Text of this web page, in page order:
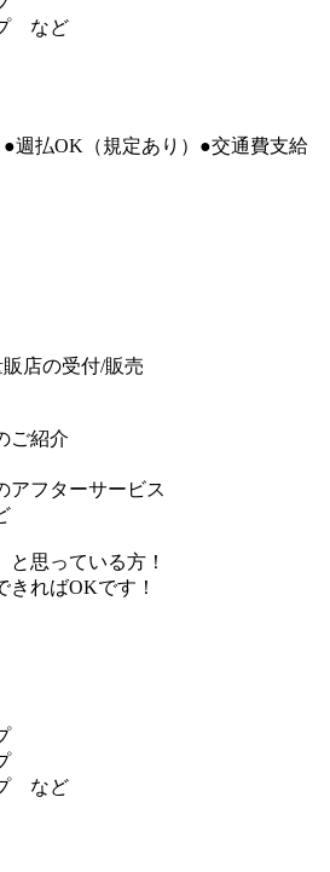
など
週払OK（規定あり）●交通費支給
店の受付/販売
ご紹介
フターサービス
と思っている方！
きればOKです！
など